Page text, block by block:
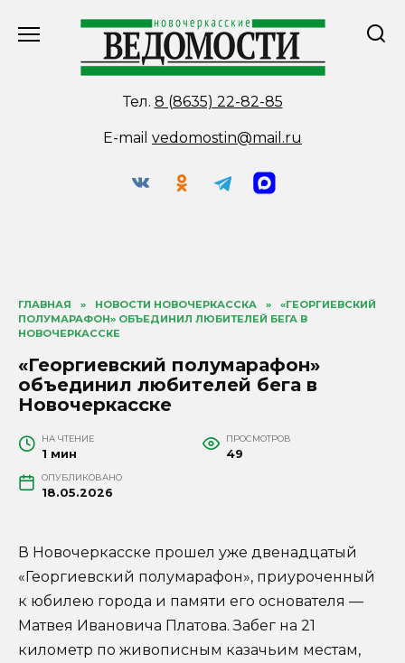
Тел. 8 (8635) 22-82-85
E-mail vedomostin@mail.ru
ГЛАВНАЯ » НОВОСТИ НОВОЧЕРКАССКА »
«ГЕОРГИЕВСКИЙ
ПОЛУМАРАФОН» ОБЪЕДИНИЛ ЛЮБИТЕЛЕЙ БЕГА В
НОВОЧЕРКАССКЕ
«Георгиевский полумарафон»
объединил любителей бега в
Новочеркасске
НА ЧТЕНИЕ
1 мин
ПРОСМОТРОВ
49
ОПУБЛИКОВАНО
18.05.2026
В Новочеркасске прошел уже двенадцатый
«Георгиевский полумарафон», приуроченный
к юбилею города и памяти его основателя —
Матвея Ивановича Платова. Забег на 21
километр по живописным казачьим местам,